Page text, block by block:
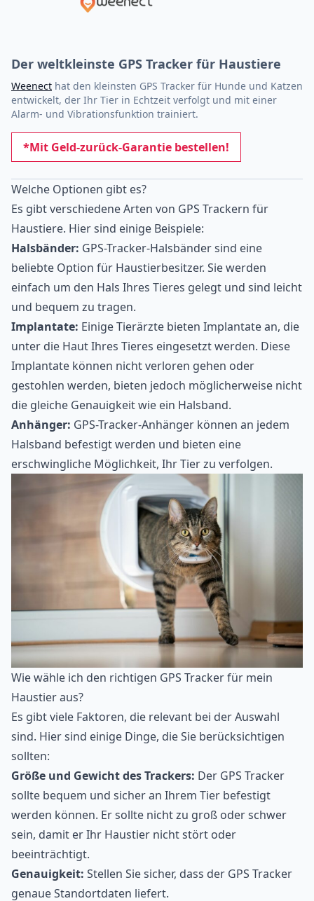
Der weltkleinste GPS Tracker für Haustiere
Weenect hat den kleinsten GPS Tracker für Hunde und Katzen
entwickelt, der Ihr Tier in Echtzeit verfolgt und mit einer
Alarm- und Vibrationsfunktion trainiert.
*Mit Geld-zurück-Garantie bestellen!
Welche Optionen gibt es?
Es gibt verschiedene Arten von GPS Trackern für
Haustiere. Hier sind einige Beispiele:
Halsbänder: GPS-Tracker-Halsbänder sind eine
beliebte Option für Haustierbesitzer. Sie werden
einfach um den Hals Ihres Tieres gelegt und sind leicht
und bequem zu tragen.
Implantate: Einige Tierärzte bieten Implantate an, die
unter die Haut Ihres Tieres eingesetzt werden. Diese
Implantate können nicht verloren gehen oder
gestohlen werden, bieten jedoch möglicherweise nicht
die gleiche Genauigkeit wie ein Halsband.
Anhänger: GPS-Tracker-Anhänger können an jedem
Halsband befestigt werden und bieten eine
erschwingliche Möglichkeit, Ihr Tier zu verfolgen.
Wie wähle ich den richtigen GPS Tracker für mein
Haustier aus?
Es gibt viele Faktoren, die relevant bei der Auswahl
sind. Hier sind einige Dinge, die Sie berücksichtigen
sollten:
Größe und Gewicht des Trackers: Der GPS Tracker
sollte bequem und sicher an Ihrem Tier befestigt
werden können. Er sollte nicht zu groß oder schwer
sein, damit er Ihr Haustier nicht stört oder
beeinträchtigt.
Genauigkeit: Stellen Sie sicher, dass der GPS Tracker
genaue Standortdaten liefert.